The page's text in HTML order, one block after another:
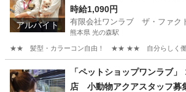
アルバイト
時給1,090円
有限会社ワンラブ ザ・ファク
熊本県 光の森駅
★★ 髪型・カラーコン自由！ ★★ ★★ 自分らしく働ける
光の森駅 その他 スタッフ
「ペットショップワンラブ
店 小動物アクアスタッフ募